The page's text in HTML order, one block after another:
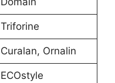
Triforine
Curalan, Ornalin
ECOstyle